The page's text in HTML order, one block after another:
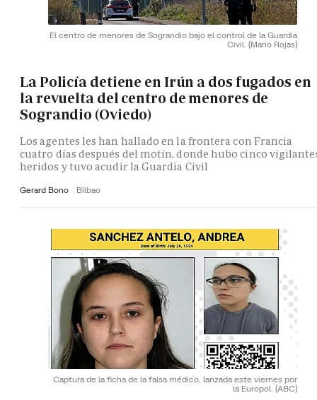
El centro de menores de Sograndio bajo el control de la Guardia
Civil. (Mario Rojas)
La Policía detiene en Irún a dos fugados en
la revuelta del centro de menores de
Sograndio (Oviedo)
Los agentes les han hallado en la frontera con Francia
cuatro días después del motín, donde hubo cinco
heridos y tuvo acudir la Guardia Civil
Gerard Bono Bilbao
Captura de la ficha de la falsa médico, lanzada este viernes por
la Europol. (ABC)